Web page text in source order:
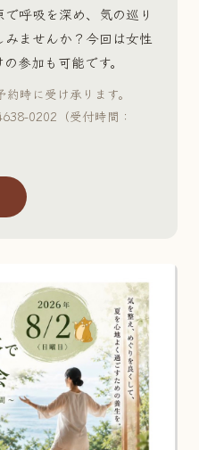
呼吸を深め、気の巡り
ませんか？今回は女性
参加も可能です。
時に受け承ります。
0202（受付時間：